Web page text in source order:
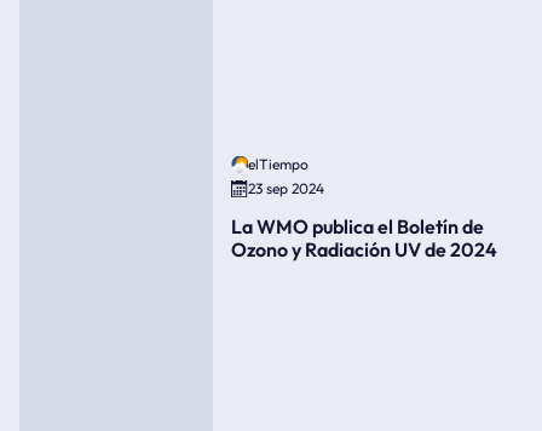
elTiempo
23 sep 2024
La WMO publica el Boletín de
Ozono y Radiación UV de 2024